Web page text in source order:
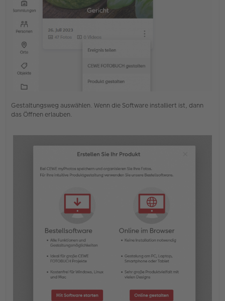
Gestaltungsweg auswählen. Wenn die Software installiert ist, dann
das Öffnen erlauben.